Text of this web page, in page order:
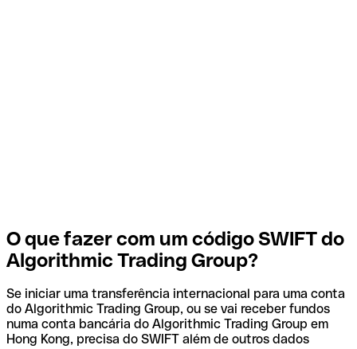
O que fazer com um código SWIFT do
Algorithmic Trading Group?
Se iniciar uma transferência internacional para uma conta
do Algorithmic Trading Group, ou se vai receber fundos
numa conta bancária do Algorithmic Trading Group em
Hong Kong, precisa do SWIFT além de outros dados